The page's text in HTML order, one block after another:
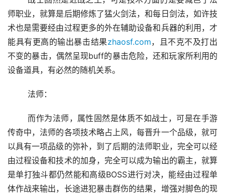
师职业，就算是后期修炼了猛火剑法，和每日剑法，如许技
术也是需要经由过程更多的外在辅助设备和兵器的利用，才
能具有更高的输出暴击结果zhaosf.com，且不克不及打出
不变的暴击，偶然呈现buff的暴击危险，还和玩家所利用的
设备道具，有必然的随机关系。
	法师：
	而作为法师，属性固然是体质不如战士，可是在手游
传奇中，法师的各项技术略占上风，每晋升一个品级，就可
以具有一项品级的弥补，到了后期的法师职业，完全可以经
由过程设备和技术的加身，完全可以成为输出的霸主，就算
是单打独斗都仍然能和高级BOSS进行对决，能经由过程单
体作战来输出，长途进犯暴击群伤的结果，增强对脚色的现